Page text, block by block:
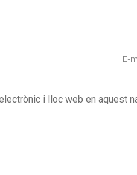
i lloc web en aquest